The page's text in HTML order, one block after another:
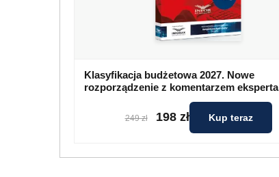
Klasyfikacja budżetowa 2027. Nowe
rozporządzenie z komentarzem eksperta
249 zł 198 zł Kup teraz